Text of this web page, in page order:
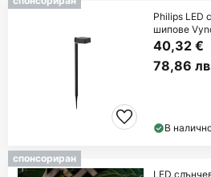
Philips LED
шипове
40,32 €
78,86
В
спонсориран